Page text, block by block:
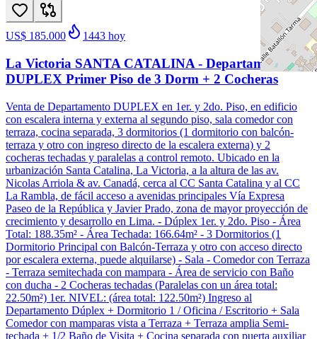
US$ 185.000 1443 hoy
La Victoria SANTA CATALINA - Departamento
DUPLEX Primer Piso de 3 Dorm + 2 Cocheras
Venta de Departamento DUPLEX en 1er. y 2do. Piso, en edificio
con escalera interna y externa al segundo piso, sala comedor con
terraza, cocina separada, 3 dormitorios (1 dormitorio con balcón-
terraza y otro con ingreso directo de la escalera externa) y 2
cocheras techadas y paralelas a control remoto. Ubicado en la
urbanización Santa Catalina, La Victoria, a la altura de las av.
Nicolas Arriola & av. Canadá, cerca al CC Santa Catalina y al CC
La Rambla, de fácil acceso a avenidas principales Vía Expresa
Paseo de la República y Javier Prado, zona de mayor proyección de
crecimiento y desarrollo en Lima. - Dúplex 1er. y 2do. Piso - Área
Total: 188.35m² - Área Techada: 166.64m² - 3 Dormitorios (1
Dormitorio Principal con Balcón-Terraza y otro con acceso directo
por escalera externa, puede alquilarse) - Sala - Comedor con Terraza
- Terraza semitechada con mampara - Área de servicio con Baño
con ducha - 2 Cocheras techadas (Paralelas con un área total:
22.50m²) 1er. NIVEL: (área total: 122.50m²) Ingreso al
Departamento Dúplex + Dormitorio 1 / Oficina / Escritorio + Sala
Comedor con mamparas vista a Terraza + Terraza amplia Semi-
techada + 1/2 Baño de Visita + Cocina separada con puerta auxiliar